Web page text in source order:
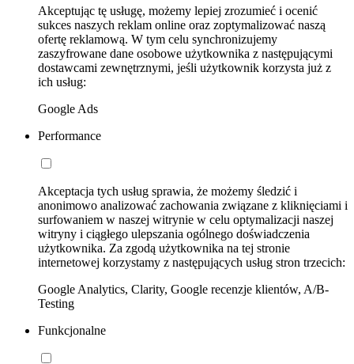
Akceptując tę usługę, możemy lepiej zrozumieć i ocenić
sukces naszych reklam online oraz zoptymalizować naszą
ofertę reklamową. W tym celu synchronizujemy
zaszyfrowane dane osobowe użytkownika z następującymi
dostawcami zewnętrznymi, jeśli użytkownik korzysta już z
ich usług:
Google Ads
Performance
Akceptacja tych usług sprawia, że możemy śledzić i
anonimowo analizować zachowania związane z kliknięciami i
surfowaniem w naszej witrynie w celu optymalizacji naszej
witryny i ciągłego ulepszania ogólnego doświadczenia
użytkownika. Za zgodą użytkownika na tej stronie
internetowej korzystamy z następujących usług stron trzecich:
Google Analytics, Clarity, Google recenzje klientów, A/B-
Testing
Funkcjonalne